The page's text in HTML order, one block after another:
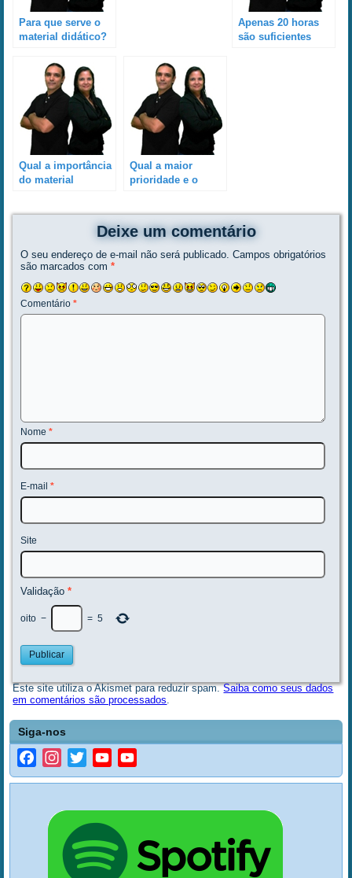
Para que serve o
material didático?
em um curso de
Apenas 20 horas
são suficientes
Qual a importância
do material
Qual a maior
prioridade e o
Wagner J. Pereira
durante o curso de
DJ?
Deixe um comentário
O seu endereço de e-mail não será publicado. Campos obrigatórios
são marcados com*
Comentário*
Nome*
E-mail*
Site
Validação *
oito − = 5
Este site utiliza o Akismet para reduzir spam.Saiba como seus dados
em comentários são processados
Siga-nos
FacebookInstagramTwitterYouTube
Channel